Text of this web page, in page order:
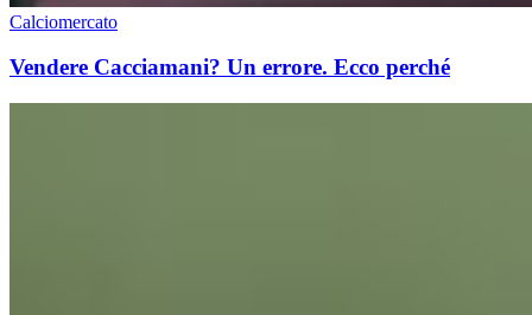
Calciomercato
Vendere Cacciamani? Un errore. Ecco perché